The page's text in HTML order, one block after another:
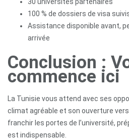
100 % de dossiers de visa
Assistance disponible avant,
arrivée
Conclusion :
commence ici
La Tunisie vous attend avec ses
climat agréable et son ouverture vers
franchir les portes de l’université,
est indispensable.